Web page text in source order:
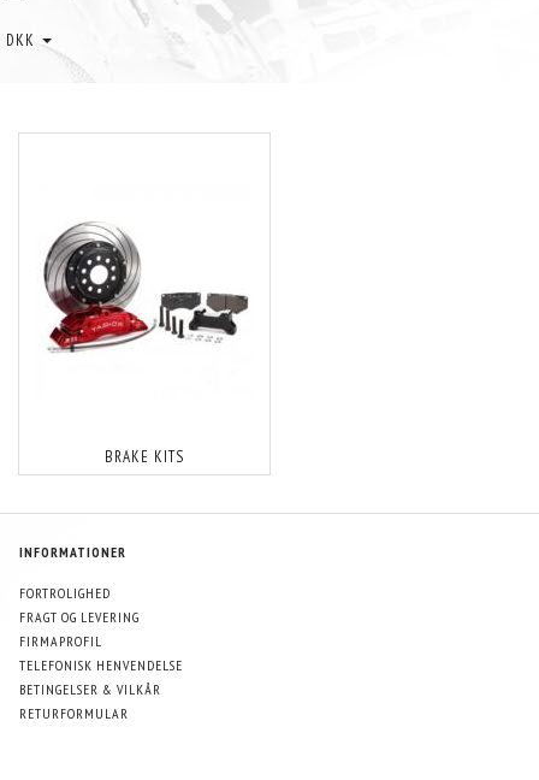
DKK
BRAKE KITS
INFORMATIONER
FORTROLIGHED
FRAGT OG LEVERING
FIRMAPROFIL
TELEFONISK HENVENDELSE
BETINGELSER & VILKÅR
RETURFORMULAR